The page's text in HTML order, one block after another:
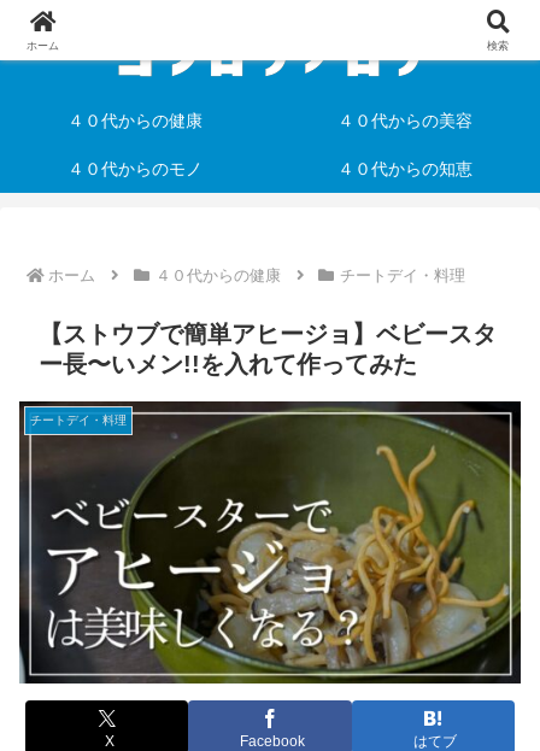
４０代からの健康 ４０代からの美容
４０代からのモノ ４０代からの知恵
ホーム ４０代からの健康 チートデイ・料理
【ストウブで簡単アヒージョ】ベビースタ
ー長〜いメン!!を入れて作ってみた
チートデイ・料理
X Facebook はてブ
ホーム 検索